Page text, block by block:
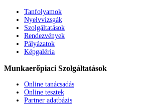
Tanfolyamok
Nyelvvizsgák
Szolgáltatások
Rendezvények
Pályázatok
Képgaléria
Munkaerőpiaci Szolgáltatások
Online tanácsadás
Online tesztek
Partner adatbázis